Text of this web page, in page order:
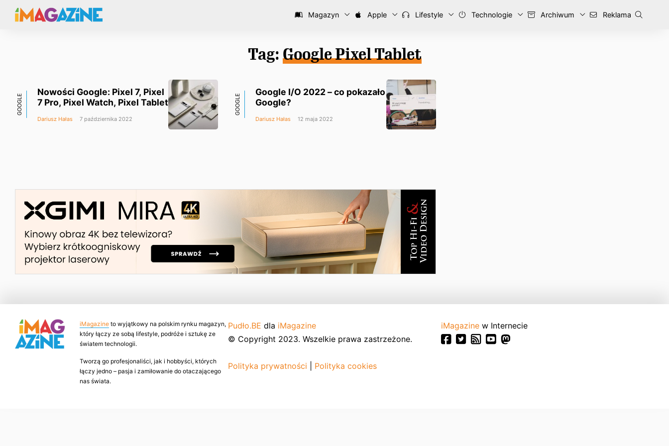
Magazyn Apple Lifestyle Technologie Archiwum Reklama
Tag: Google Pixel Tablet
GOOGLE
Nowości Google: Pixel 7, Pixel
7 Pro, Pixel Watch, Pixel Tablet
Dariusz Hałas 7 października 2022
GOOGLE
Google I/O 2022 – co pokazało
Google?
Dariusz Hałas 12 maja 2022
iMagazine to wyjątkowy na polskim rynku magazyn,
który łączy ze sobą lifestyle, podróże i sztukę ze
światem technologii.
Tworzą go profesjonaliści, jak i hobbyści, których
łączy jedno – pasja i zamiłowanie do otaczającego
nas świata.
Pudło.BE dla iMagazine
© Copyright 2023. Wszelkie prawa zastrzeżone.
Polityka prywatności Polityka cookies
iMagazine w Internecie